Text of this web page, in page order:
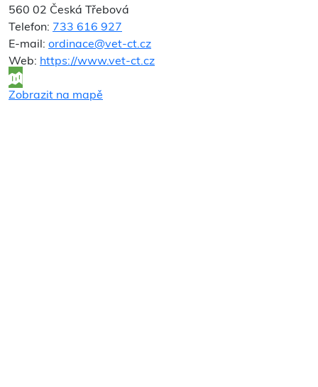
560 02 Česká Třebová
Telefon: 733 616 927
E-mail: ordinace@vet-ct.cz
Web: https://www.vet-ct.cz
Zobrazit na mapě